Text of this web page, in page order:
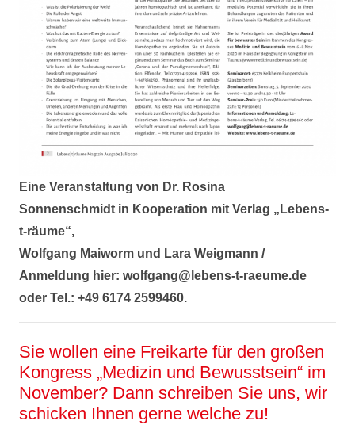
Eine Veranstaltung von Dr. Rosina
Sonnenschmidt in Kooperation mit Verlag „Lebens-
t-räume“,
Wolfgang Maiworm und Lara Weigmann /
Anmeldung hier: wolfgang@lebens-t-raeume.de
oder Tel.: +49 6174 2599460.
Sie wollen eine Freikarte für den großen
Kongress „Medizin und Bewusstsein“ im
November? Dann schreiben Sie uns, wir
schicken Ihnen gerne welche zu!